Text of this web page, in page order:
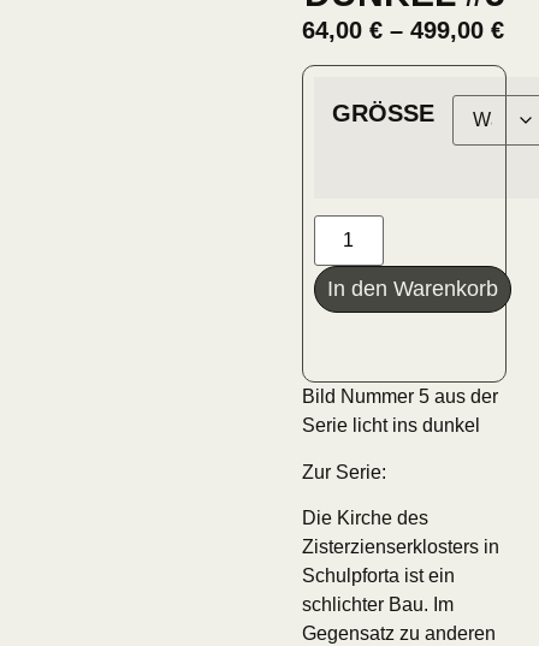
64,00 €– 499,00 €
GRÖSSE
In den Warenkorb
Bild Nummer 5 aus der
Serie licht ins dunkel
Zur Serie:
Die Kirche des
Zisterzienserklosters in
Schulpforta ist ein
schlichter Bau. Im
Gegensatz zu anderen